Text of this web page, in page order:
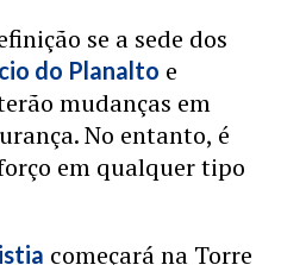
se a sede dos
do Planalto e
mudanças em
No entanto, é
em qualquer tipo
começará na Torre